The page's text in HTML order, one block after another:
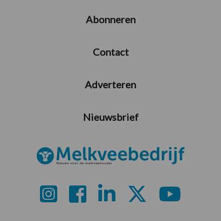
Abonneren
Contact
Adverteren
Nieuwsbrief